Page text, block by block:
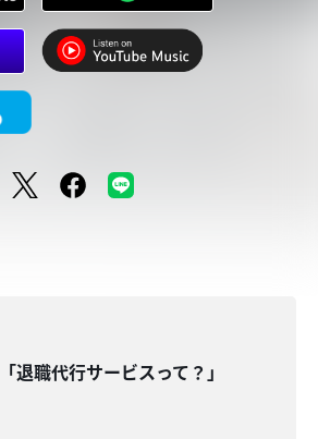
「退職代行サービスって？」